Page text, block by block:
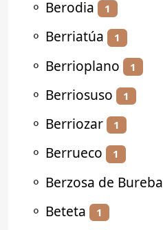
⚬ Berodia 1
⚬ Berriatúa 1
⚬ Berrioplano 1
⚬ Berriosuso 1
⚬ Berriozar 1
⚬ Berrueco 1
⚬ Berzosa de Bureba
⚬ Beteta 1